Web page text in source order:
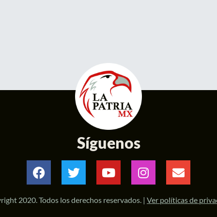
Síguenos
2020. Todos los derechos reservados. | Ver políticas de